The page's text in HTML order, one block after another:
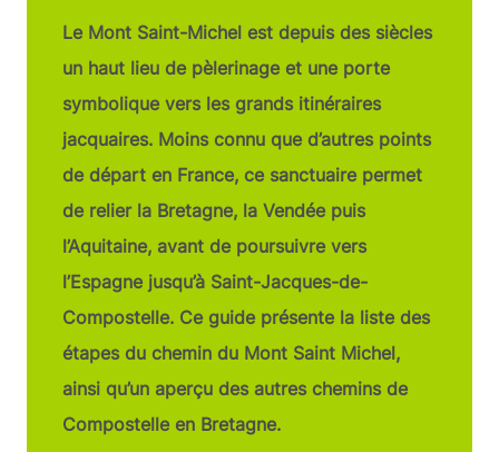
Le Mont Saint-Michel est depuis des siècles
un haut lieu de pèlerinage et une porte
symbolique vers les grands itinéraires
jacquaires. Moins connu que d’autres points
de départ en France, ce sanctuaire permet
de relier la Bretagne, la Vendée puis
l’Aquitaine, avant de poursuivre vers
l’Espagne jusqu’à Saint-Jacques-de-
Compostelle. Ce guide présente la liste des
étapes du chemin du Mont Saint Michel,
ainsi qu’un aperçu des autres chemins de
Compostelle en Bretagne.